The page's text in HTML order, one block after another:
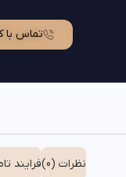
تماس
نظرات (0) فرایند